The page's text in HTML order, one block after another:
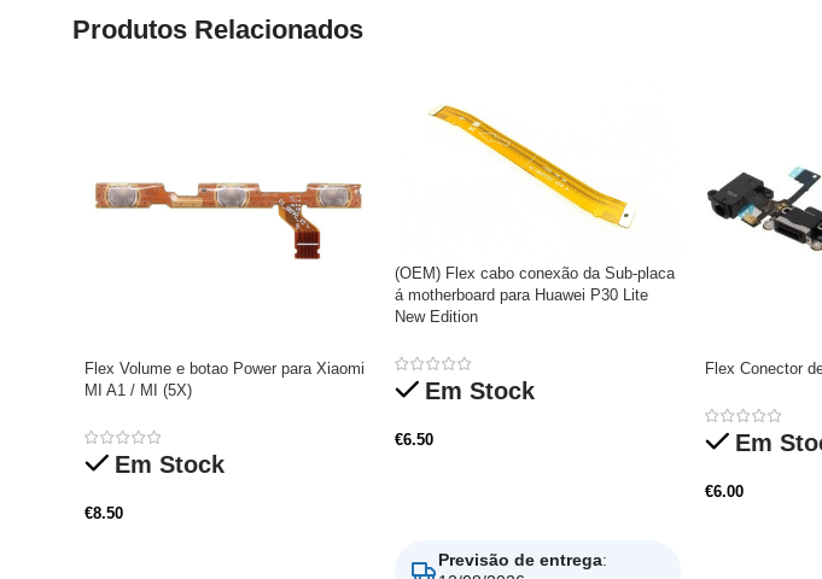
Produtos Relacionados
Flex Volume e botao Power para Xiaomi
MI A1 / MI (5X)
Em Stock
€8.50
(OEM) Flex cabo conexão da Sub-placa
á motherboard para Huawei P30 Lite
New Edition
Em Stock
€6.50
Previsão de entrega:
Flex Conector
Em
€6.00